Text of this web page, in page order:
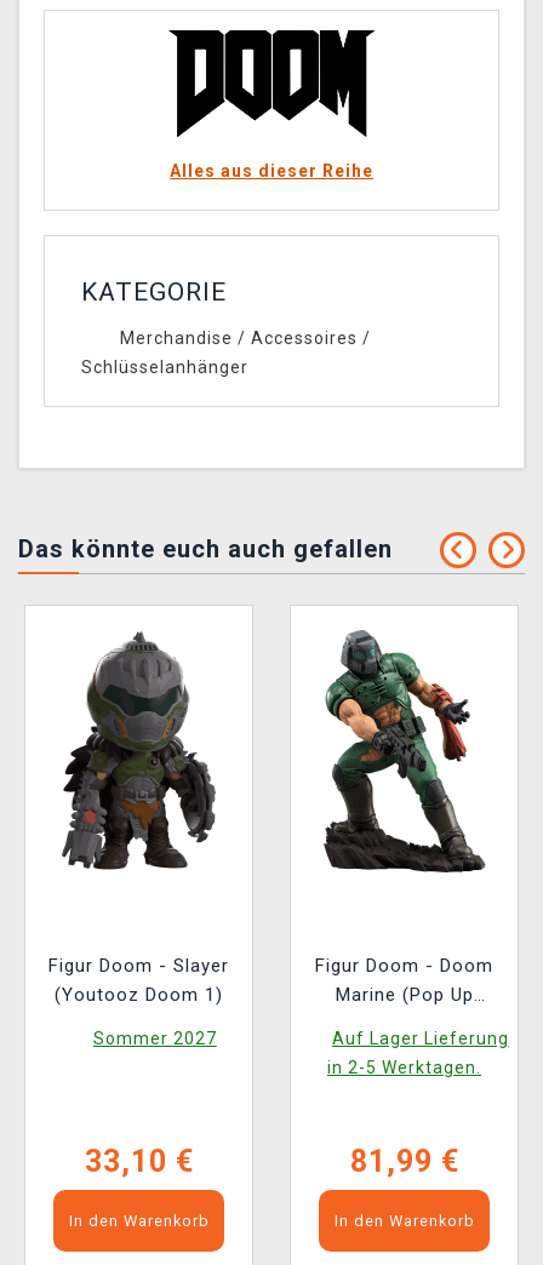
Alles aus dieser Reihe
KATEGORIE
Merchandise / Accessoires /
Schlüsselanhänger
Das könnte euch auch gefallen
Figur Doom - Slayer
(Youtooz Doom 1)
Sommer 2027
33,10 €
In den Warenkorb
Figur Doom - Doom
Marine (Pop Up
Auf Lager Lieferung
in 2-5 Werktagen.
81,99 €
In den Warenkorb